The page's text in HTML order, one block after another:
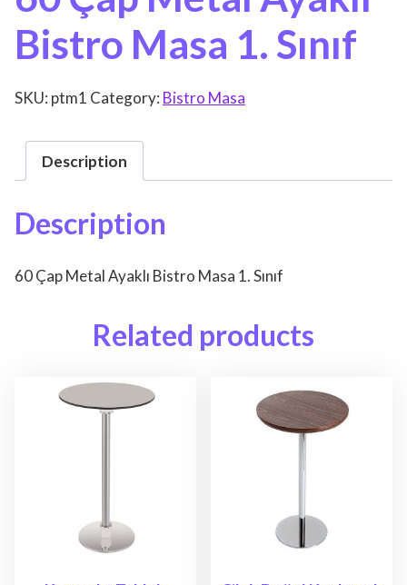
Bistro Masa 1. Sınıf
SKU: ptm1 Category: Bistro Masa
Description
Description
60 Çap Metal Ayaklı Bistro Masa 1. Sınıf
Related products